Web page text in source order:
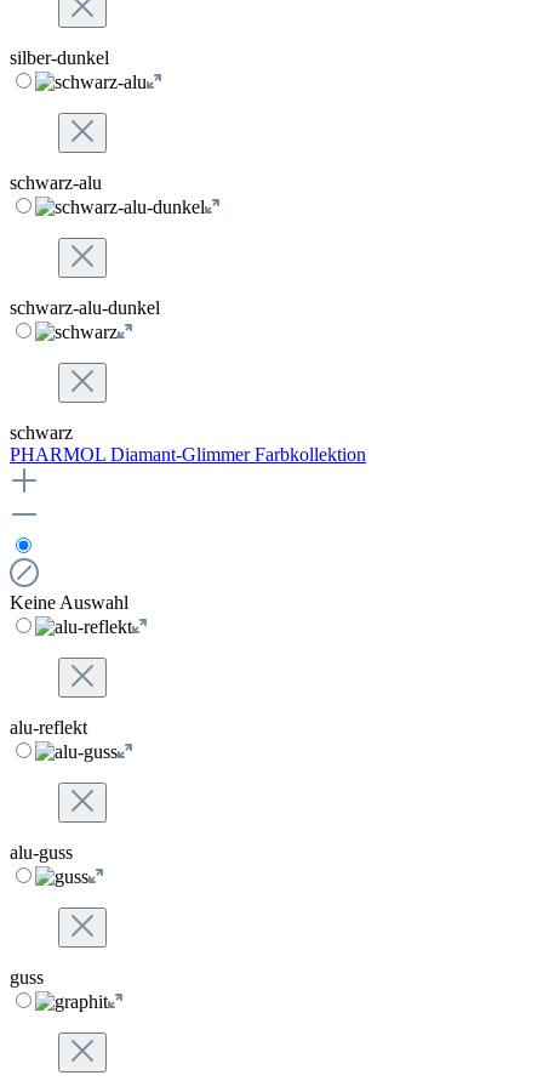
silber-dunkel
schwarz-alu
schwarz-alu-dunkel
schwarz
PHARMOL Diamant-Glimmer Farbkollektion
Keine Auswahl
alu-reflekt
alu-guss
guss